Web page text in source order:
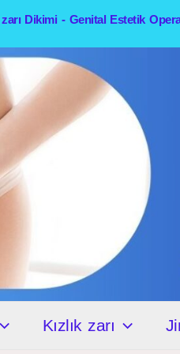
zarı Dikimi - Genital Estetik
Kızlık zarı